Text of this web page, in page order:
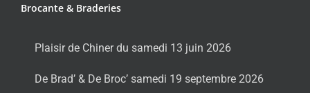
Brocante & Braderies
Plaisir de Chiner du samedi 13 juin 2026
De Brad’ & De Broc’ samedi 19 septembre 2026